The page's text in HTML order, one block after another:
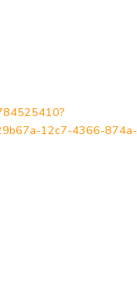
12c7-4366-874a-